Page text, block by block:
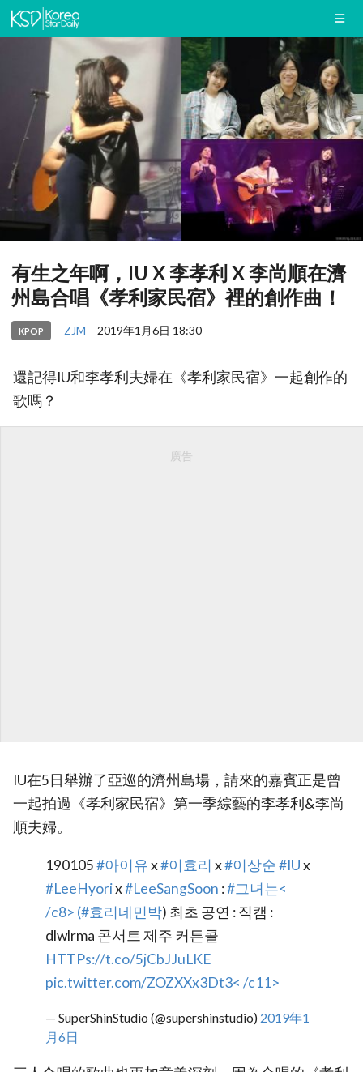
有生之年啊，IU X 李孝利 X 李尚順在濟
州島合唱《孝利家民宿》裡的創作曲！
KPOP ZJM 2019年1月6日 18:30
還記得IU和李孝利夫婦在《孝利家民宿》一起創作的
歌嗎？
廣告
IU在5日舉辦了亞巡的濟州島場，請來的嘉賓正是曾
一起拍過《孝利家民宿》第一季綜藝的李孝利&李尚
順夫婦。
190105#아이유x#이효리 x#이상순#IUx
#LeeHyorix#LeeSangSoon :#그녀는<
/c8> (#효리네민박) 최초 공연 : 직캠 :
dlwlrma 콘서트 제주 커튼콜
HTTPs://t.co/5jCbJJuLKE
pic.twitter.com/ZOZXXx3Dt3< /c11>
— SuperShinStudio (@supershinstudio) 2019年1
月6日